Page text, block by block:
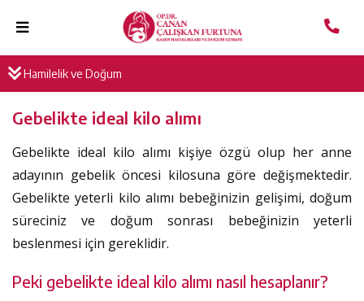
Hamilelik ve Doğum
Gebelikte ideal kilo alımı
Gebelikte ideal kilo alımı kişiye özgü olup her anne
adayının gebelik öncesi kilosuna göre değişmektedir.
Gebelikte yeterli kilo alımı bebeğinizin gelişimi, doğum
süreciniz ve doğum sonrası bebeğinizin yeterli
beslenmesi için gereklidir.
Peki gebelikte ideal kilo alımı nasıl hesaplanır?